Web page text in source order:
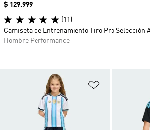
Añadir a la
Precio
$ 129.999
(11)
Camiseta de Entrenamiento Tiro Pro Selección
Hombre Performance